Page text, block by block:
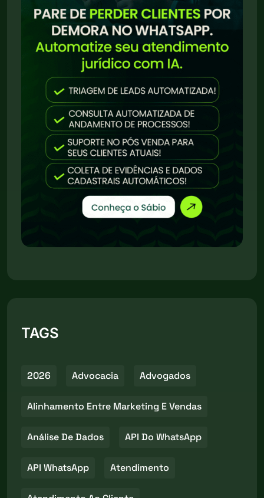
TAGS
2026 Advocacia Advogados
Alinhamento Entre Marketing E Vendas
Análise De Dados API Do WhatsApp
API WhatsApp Atendimento